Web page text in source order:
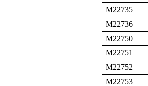
M22735
M22736
M22750
M22751
M22752
M22753